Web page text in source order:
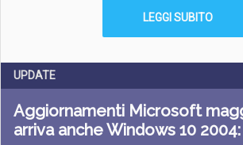
LEGGI SUBITO
UPDATE
Aggiornamenti Microsoft
arriva anche Windows 10